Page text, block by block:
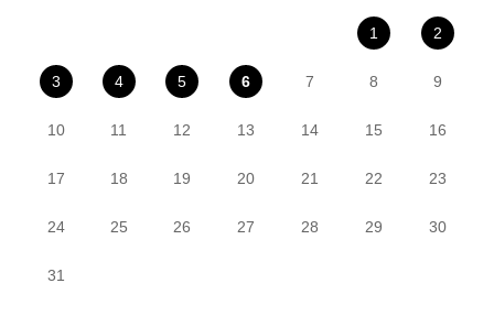
1 2
3 4 5 6 7 8 9
10 11 12 13 14 15 16
17 18 19 20 21 22 23
24 25 26 27 28 29 30
31